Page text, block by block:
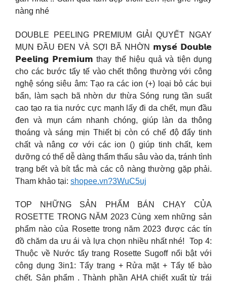
nàng nhé
DOUBLE PEELING PREMIUM GIẢI QUYẾT NGAY
MỤN ĐẦU ĐEN VÀ SỢI BÃ NHỜN 𝗺𝘆𝘀𝗲́ 𝗗𝗼𝘂𝗯𝗹𝗲
𝗣𝗲𝗲𝗹𝗶𝗻𝗴 𝗣𝗿𝗲𝗺𝗶𝘂𝗺 thay thế hiệu quả và tiện dụng
cho các bước tẩy tế vào chết thông thường với công
nghệ sóng siêu âm: Tạo ra các ion (+) loại bỏ các bụi
bẩn, làm sạch bã nhờn dư thừa Sóng rung tần suất
cao tạo ra tia nước cực mạnh lấy đi da chết, mụn đầu
đen và mụn cám nhanh chóng, giúp làn da thông
thoáng và sáng mịn Thiết bị còn có chế độ đẩy tinh
chất và nâng cơ với các ion () giúp tinh chất, kem
dưỡng có thể dễ dàng thẩm thấu sâu vào da, tránh tình
trạng bết và bít tắc mà các cô nàng thường gặp phải.
Tham khảo tại: shopee.vn?3WuC5uj
TOP NHỮNG SẢN PHẨM BÁN CHẠY CỦA
ROSETTE TRONG NĂM 2023 Cùng xem những sản
phẩm nào của Rosette trong năm 2023 được các tín
đồ chăm da ưu ái và lựa chọn nhiều nhất nhé! ️ Top 4:
Thuộc về Nước tẩy trang Rosette Sugoff nổi bật với
công dụng 3in1: Tẩy trang + Rửa mặt + Tẩy tế bào
chết. Sản phẩm . Thành phần AHA chiết xuất từ trái